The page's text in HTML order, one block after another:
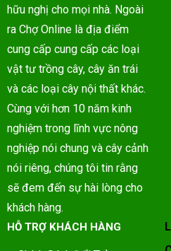
hữu nghị cho mọi nhà. Ngoài
ra Chợ Online là địa điểm
cung cấp cung cấp các loại
vật tư trồng cây, cây ăn trái
và các loại cây nội thất khác.
Cùng với hơn 10 năm kinh
nghiệm trong lĩnh vực nông
nghiệp nói chung và cây cảnh
nói riêng, chúng tôi tin rằng
sẽ đem đến sự hài lòng cho
khách hàng.
HỖ TRỢ KHÁCH HÀNG